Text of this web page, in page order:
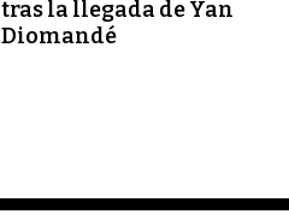
tras la llegada de Yan
Diomandé